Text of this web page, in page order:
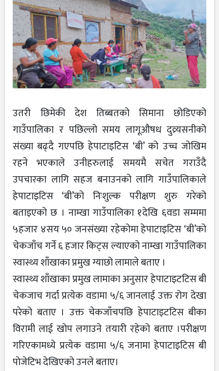
उतरी छिमेकी देश तिब्बतको सिमाना छोडिएको
गाउँपालिका र पछिल्लो समय लागूऔषध दुव्र्यसनीको
संख्या बढ्दै गएपछि हेपाटाइटिस ‘बी’ को उच्च जोखिम
रहने भएकाले उनीहरुलाई समयमै सचेत गराउँदै
उपचारका लागि सहज बनाउनको लागि गाउँपालिकाले
हेपाटाइटिस ‘बी’को निःशुल्क परीक्षण शुरु गरेको
बताइएको छ । नाम्खा गाउँपालिका १देखि ६वडा सम्ममा
५हजार ४सय ५० जनसंख्या रहेकोमा हेपाटाइटिस ‘बी’को
चेकजाँच गर्ने ६ हजार किट्स ल्याएको नाम्खा गाउँपालिका
स्वास्थ्य शाँखाका प्रमुख ग्याछो लामाले बताए ।
स्वास्थ्य शाँखाका प्रमुख लामाका अनुसार हेपाटाइटटिस बी
चेकजाच गर्दा प्रत्येक वडामा ५/६ जानलाई उक्त रोग देखा
परेको बताए । उक्त चेकजाँचपछि हेपाटाइटटिस बीका
विरामी लाई खोप लगाउने तयारी रहेको बताए ।परीक्षण
गरिएकामध्ये प्रत्येक वडामा ५/६ जनामा हेपाटाइटिस बी
पोजेटिभ देखिएको उनले बताए।